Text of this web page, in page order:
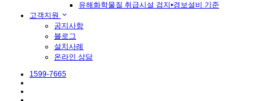
유해화학물질 취급시설 검지•경보설비 기준
고객지원
공지사항
블로그
설치사례
온라인 상담
1599-7665